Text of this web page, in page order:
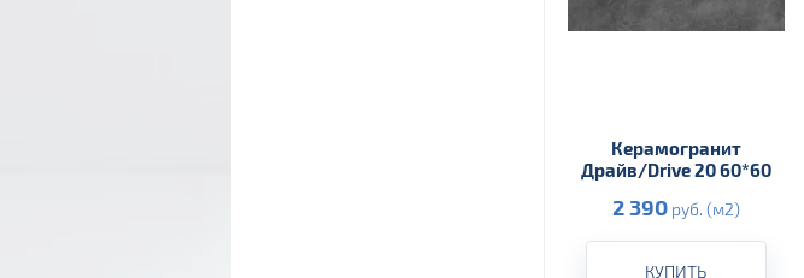
Керамогранит
Драйв/Drive 20 60*60
2 390руб. (м2)
КУПИТЬ